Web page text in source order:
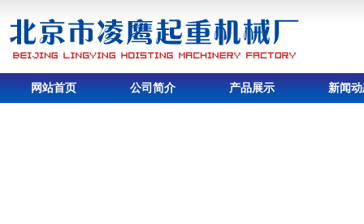
网站首页 公司简介 产品展示 新闻